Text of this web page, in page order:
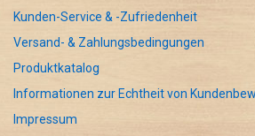
Kunden-Service & -Zufriedenheit
Versand- & Zahlungsbedingungen
Produktkatalog
Informationen zur Echtheit von
Impressum